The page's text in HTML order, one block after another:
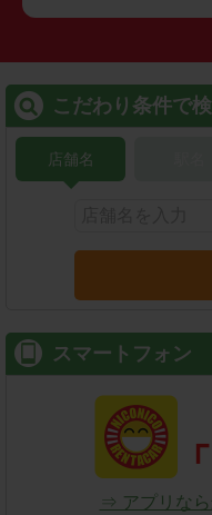
こだわり条件で
店舗名
スマートフォン
⇒ アプリなら